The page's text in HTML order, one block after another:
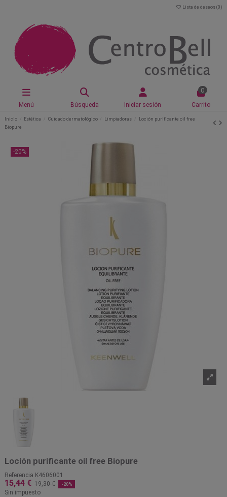
Lista de deseos (0 )
Menú Búsqueda Iniciar sesión
0
Carrito
Inicio Estética Cuidado dermatológico Limpiadoras
Loción purificante oil free
Biopure
-20%
Loción purificante oil free Biopure
Referencia K4606001
15,44 € 19,30 € -20%
Sin impuesto